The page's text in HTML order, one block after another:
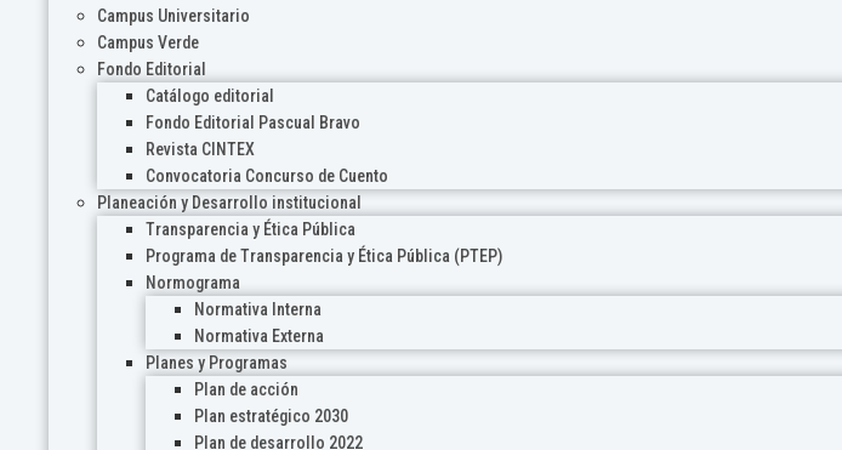
Campus Universitario
Campus Verde
Fondo Editorial
Catálogo editorial
Fondo Editorial Pascual Bravo
Revista CINTEX
Convocatoria Concurso de Cuento
Planeación y Desarrollo institucional
Transparencia y Ética Pública
Programa de Transparencia y Ética Pública (PTEP)
Normograma
Normativa Interna
Normativa Externa
Planes y Programas
Plan de acción
Plan estratégico 2030
Plan de desarrollo 2022